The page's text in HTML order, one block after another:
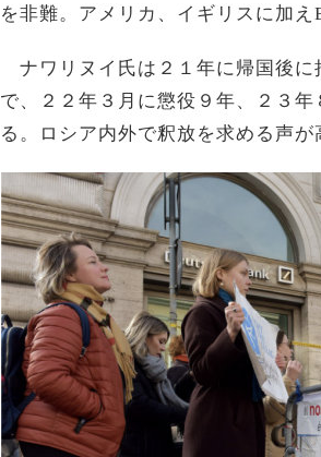
を非難。アメリカ、イギリスに加え
ナワリヌイ氏は２１年に帰国後に
で、２２年３月に懲役９年、２３
る。ロシア内外で釈放を求める声が